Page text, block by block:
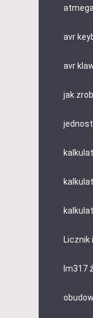
avr
avr
jak
lm317